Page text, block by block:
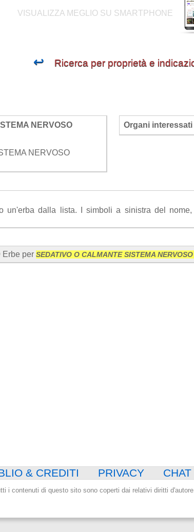
VISUALIZZA MEGLIO SU SMARTPHONE
↩ Ricerca per proprietà e
NERVOSO
NERVOSO
Organi interessati
un'erba dalla lista. I simboli a sinistra del
Erbe per SEDATIVO O CALMANTE SISTEMA
& CREDITI PRIVACY CHAT
i contenuti di questo sito sono coperti dai relativi diritti